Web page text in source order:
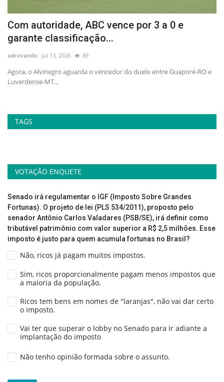
Com autoridade, ABC vence por 3 a 0 e
garante classificação...
adrovando Jul 13, 2026 89
Agora, o Alvinegro aguarda o vencedor do duelo entre Guaporé-RO e
Luverdense-MT...
TAGS
VOTAÇÃO ENQUETE
Senado irá regulamentar o IGF (Imposto Sobre Grandes
Fortunas). O projeto de lei (PLS 534/2011), proposto pelo
senador Antônio Carlos Valadares (PSB/SE), irá definir como
tributável patrimônio com valor superior a R$ 2,5 milhões. Esse
imposto é justo para quem acumula fortunas no Brasil?
Não, ricos já pagam muitos impostos.
Sim, ricos proporcionalmente pagam menos impostos que
a maioria da população.
Ricos tem bens em nomes de "laranjas", não vai dar certo
o imposto.
Vai ter que superar o lobby no Senado para ir adiante a
implantação do imposto
Não tenho opinião formada sobre o assunto.